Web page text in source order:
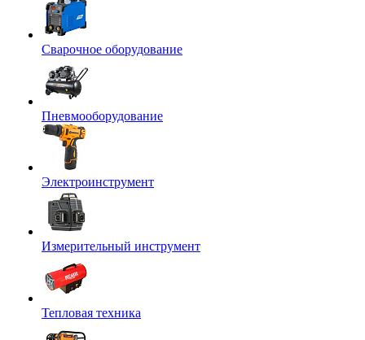
Сварочное оборудование
Пневмооборудование
Электроинструмент
Измерительный инструмент
Тепловая техника